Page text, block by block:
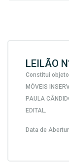
LEILÃO
Constitui objeto
MÓVEIS
PAULA
EDITAL.
Data de